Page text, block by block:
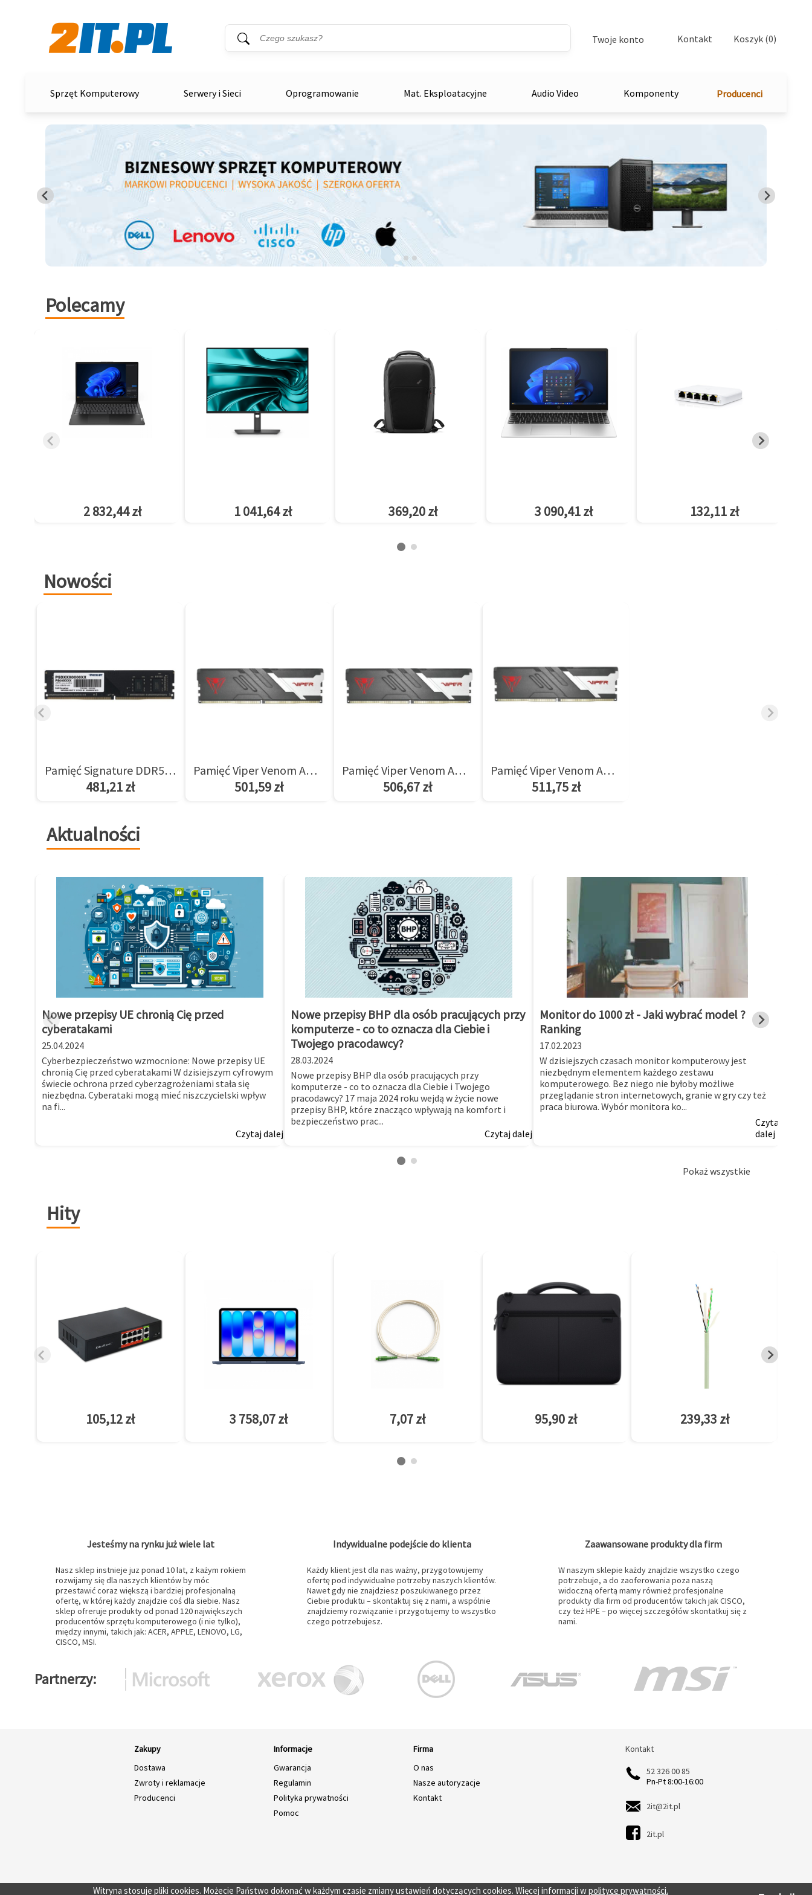
Wyszukiwarka
Słowo kluczowe
Twoje konto Kontakt Koszyk (0)
Sprzęt Komputerowy Serwery i Sieci Oprogramowanie Mat. Eksploatacyjne Audio Video Komponenty Producenci
Polecamy
2 832,44 zł 1 041,64 zł 369,20 zł 3 090,41 zł 132,11 zł
Nowości
Pamięć Signature DDR5 8GB/5600(1*8GB) CL46
481,21 zł
Pamięć Viper Venom AMD 8GB/5600(1*8GB) CL36
501,59 zł
Pamięć Viper Venom AMD 8GB/6000(1*8GB) CL36
506,67 zł
Pamięć Viper Venom AMD 8GB/6400(1*8GB) CL38
511,75 zł
Aktualności
Nowe przepisy UE chronią Cię przed
cyberatakami
25.04.2024
Cyberbezpieczeństwo wzmocnione: Nowe przepisy UE
chronią Cię przed cyberatakami W dzisiejszym cyfrowym
świecie ochrona przed cyberzagrożeniami stała się
niezbędna. Cyberataki mogą mieć niszczycielski wpływ
na fi...
Czytaj dalej
Nowe przepisy BHP dla osób pracujących przy
komputerze - co to oznacza dla Ciebie i
Twojego pracodawcy?
28.03.2024
Nowe przepisy BHP dla osób pracujących przy
komputerze - co to oznacza dla Ciebie i Twojego
pracodawcy? 17 maja 2024 roku wejdą w życie nowe
przepisy BHP, które znacząco wpływają na komfort i
bezpieczeństwo prac...
Czytaj dalej
Monitor do 1000 zł - Jaki wybrać model ?
Ranking
17.02.2023
W dzisiejszych czasach monitor komputerowy jest
niezbędnym elementem każdego zestawu
komputerowego. Bez niego nie byłoby możliwe
przeglądanie stron internetowych, granie w gry czy też
praca biurowa. Wybór monitora ko...
Czytaj
dalej
Pokaż wszystkie
Hity
105,12 zł 3 758,07 zł 7,07 zł 95,90 zł 239,33 zł
Jesteśmy na rynku już wiele lat
Nasz sklep instnieje juz ponad 10 lat, z każym rokiem
rozwijamy się dla naszych klientów by móc
przestawić coraz większą i bardziej profesjonalną
ofertę, w której każdy znajdzie coś dla siebie. Nasz
sklep ofreruje produkty od ponad 120 największych
producentów sprzętu komputerowego (i nie tylko),
między innymi, takich jak: ACER, APPLE, LENOVO, LG,
CISCO, MSI.
Indywidualne podejście do klienta
Każdy klient jest dla nas ważny, przygotowujemy
ofertę pod indywidualne potrzeby naszych klientów.
Nawet gdy nie znajdziesz poszukiwanego przez
Ciebie produktu – skontaktuj się z nami, a wspólnie
znajdziemy rozwiązanie i przygotujemy to wszystko
czego potrzebujesz.
Zaawansowane produkty dla firm
W naszym sklepie każdy znajdzie wszystko czego
potrzebuje, a do zaoferowania poza naszą
widoczną ofertą mamy również profesjonalne
produkty dla firm od producentów takich jak CISCO,
czy też HPE – po więcej szczegółów skontatkuj się z
nami.
Partnerzy
Zakupy
Dostawa
Zwroty i reklamacje
Producenci
Informacje
Gwarancja
Regulamin
Polityka prywatności
Pomoc
Firma
O nas
Nasze autoryzacje
Kontakt
Kontakt
Kontakt
52 326 00 85
Pn-Pt 8:00-16:00
2it@2it.pl
2it.pl
Witryna stosuje pliki cookies. Możecie Państwo dokonać w każdym czasie zmiany ustawień dotyczących cookies. Więcej informacji wpolityce prywatności.